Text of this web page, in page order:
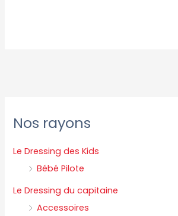
Nos rayons
Le Dressing des Kids
Bébé Pilote
Le Dressing du capitaine
Accessoires